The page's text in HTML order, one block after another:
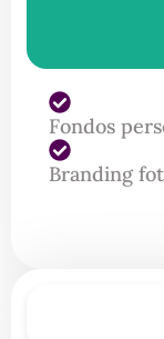
Fondos
Branding